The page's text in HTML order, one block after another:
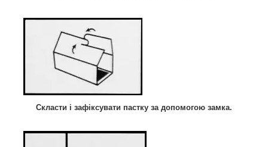
Скласти і зафіксувати пастку за допомогою замка.